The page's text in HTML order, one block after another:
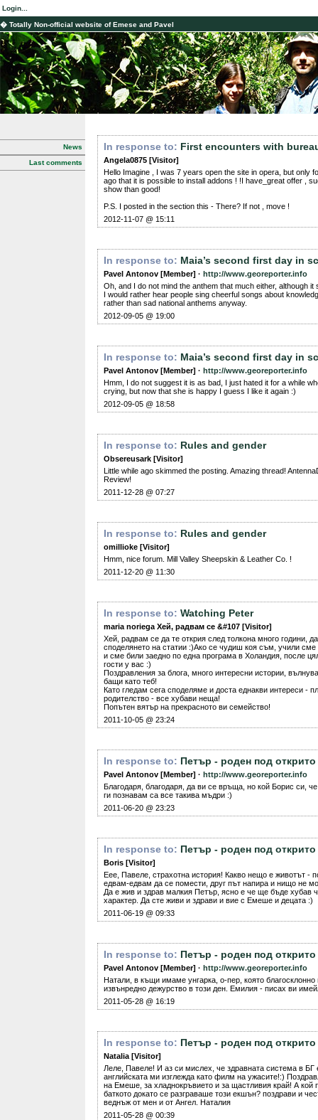
Login...
� Totally Non-official website of Emese and Pavel
News
Last comments
In response to: First encounters with
Angela0875 [Visitor]
Hello Imagine , I was 7 years open the site in opera, but only
ago that it is possible to install addons ! !I have_great offer ,
show than good!
P.S. I posted in the section this - There? If not , move !
2012-11-07 @ 15:11
In response to: Maia’s second first day in
Pavel Antonov [Member] ·http://www.georeporter.info
Oh, and I do not mind the anthem that much either, although it
I would rather hear people sing cheerful songs about
rather than sad national anthems anyway.
2012-09-05 @ 19:00
In response to: Maia’s second first day in
Pavel Antonov [Member] ·http://www.georeporter.info
Hmm, I do not suggest it is as bad, I just hated it for a while
crying, but now that she is happy I guess I like it again :)
2012-09-05 @ 18:58
In response to: Rules and gender
Obsereusark [Visitor]
Little while ago skimmed the posting. Amazing thread!
Review!
2011-12-28 @ 07:27
In response to: Rules and gender
omillioke [Visitor]
Hmm, nice forum. Mill Valley Sheepskin & Leather Co. !
2011-12-20 @ 11:30
In response to:Watching Peter
maria noriega Хей, радвам се &#107 [Visitor]
Хей, радвам се да те открия след толкона много години,
споделянето на статии :)Ако се чудиш коя съм, учили
и сме били заедно по една програма в Холандия, после
гости у вас :)
Поздравления за блога, много интересни истории,
бащи като теб!
Като гледам сега споделяме и доста еднакви интереси -
родителство - все хубави неща!
Попътен вятър на прекрасното ви семейство!
2011-10-05 @ 23:24
In response to: Петър - роден под открито
Pavel Antonov [Member] ·http://www.georeporter.info
Благодаря, благодаря, да ви се връща, но кой Борис си,
ги познавам са все такива мъдри :)
2011-06-20 @ 23:23
In response to: Петър - роден под открито
Boris [Visitor]
Еее, Павеле, страхотна история! Какво нещо е животът -
едвам-едвам да се помести, друг път напира и нищо не
Да е жив и здрав малкия Петър, ясно е че ще бъде хубав
характер. Да сте живи и здрави и вие с Емеше и децата :)
2011-06-19 @ 09:33
In response to: Петър - роден под открито
Pavel Antonov [Member] ·http://www.georeporter.info
Натали, в къщи имаме унгарка, о-пер, която
извънредно дежурство в този ден. Емилия - писах ви
2011-05-28 @ 16:19
In response to: Петър - роден под открито
Natalia [Visitor]
Леле, Павеле! И аз си мислех, че здравната система в БГ
английската ми изглежда като филм на ужасите!:)
на Емеше, за хладнокръвието и за щастливия край! А кой
баткото докато се разграваше този екшън? поздрави и
веднъж от мен и от Ангел. Наталия
2011-05-28 @ 00:39